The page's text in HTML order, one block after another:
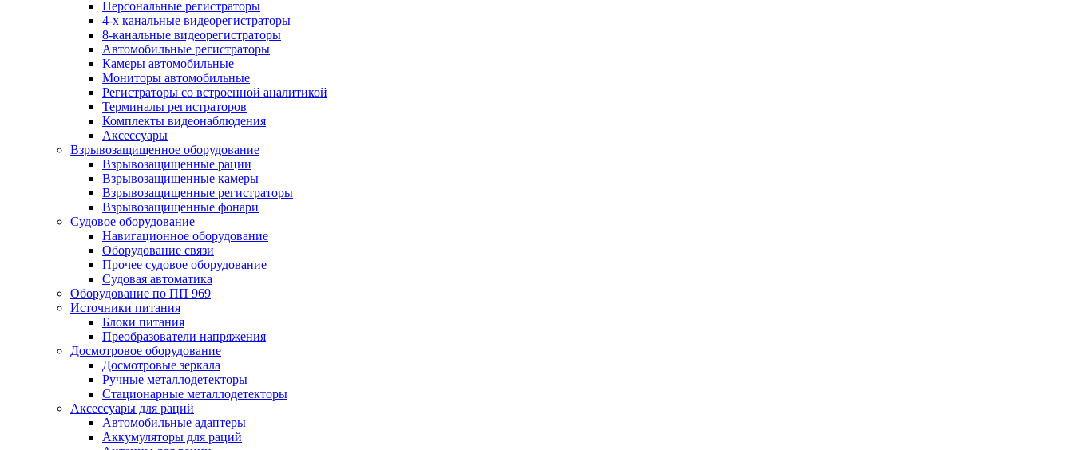
Персональные регистраторы
4-х канальные видеорегистраторы
8-канальные видеорегистраторы
Автомобильные регистраторы
Камеры автомобильные
Мониторы автомобильные
Регистраторы со встроенной аналитикой
Терминалы регистраторов
Комплекты видеонаблюдения
Аксессуары
Взрывозащищенное оборудование
Взрывозащищенные рации
Взрывозащищенные камеры
Взрывозащищенные регистраторы
Взрывозащищенные фонари
Судовое оборудование
Навигационное оборудование
Оборудование связи
Прочее судовое оборудование
Судовая автоматика
Оборудование по ПП 969
Источники питания
Блоки питания
Преобразователи напряжения
Досмотровое оборудование
Досмотровые зеркала
Ручные металлодетекторы
Стационарные металлодетекторы
Аксессуары для раций
Автомобильные адаптеры
Аккумуляторы для раций